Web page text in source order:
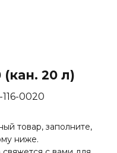
20 л)
116-0020
товар, заполните,
ниже.